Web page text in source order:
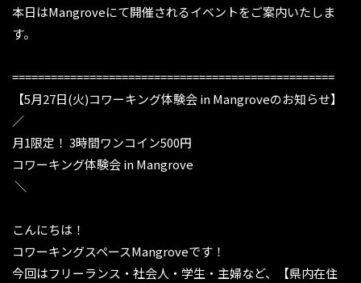
本日はMangroveにて開催されるイベントをご案内いたしま
す。
==================================================
【5月27日(火)コワーキング体験会 in Mangroveのお知らせ】
／
月1限定！ 3時間ワンコイン500円️️
コワーキング体験会 in Mangrove
＼
こんにちは！
コワーキングスペースMangroveです！
今回はフリーランス・社会人・学生・主婦など、【県内在住